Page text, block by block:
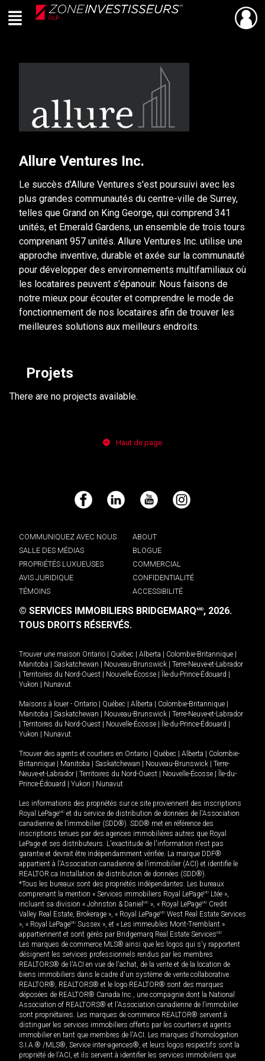
Live
En Direct
Menu Retour PARTAGER
Allure Ventures Inc.
Le succès d'Allure Ventures s'est poursuivi avec les
plus grandes communautés du centre-ville de Surrey,
telles que Grand on King George, qui comprend 341
unités, et Emerald Gardens, un ensemble de trois tours
comprenant 957 unités. Allure Ventures Inc. utilise une
approche inventive, durable et axée sur la communauté
pour développer des environnements multifamiliaux où
les locataires peuvent s'épanouir. Nous faisons de
notre mieux pour écouter et comprendre le mode de
fonctionnement de nos locataires afin de trouver les
meilleures solutions aux meilleurs endroits.
Projets
There are no projects available.
Haut de page
Facebook LinkedIn YouTube Instagram
COMMUNIQUEZ AVEC NOUS
ABOUT
SALLE DES MÉDIAS
BLOGUE
PROPRIÉTÉS LUXUEUSES
COMMERCIAL
AVIS JURIDIQUE
CONFIDENTIALITÉ
TÉMOINS
ACCESSIBILITÉ
© SERVICES IMMOBILIERS BRIDGEMARQMD, 2026.
TOUS DROITS RÉSERVÉS.
Trouver une maison Ontario Québec Alberta Colombie-Britannique
Manitoba
Saskatchewan Nouveau-Brunswick
Terre-Neuve-et-Labrador
Territoires du Nord-Ouest Nouvelle-Écosse Île-du-Prince-Édouard
Yukon
Nunavut.
Maisons à louer - Ontario Québec Alberta Colombie-Britannique
Manitoba
Saskatchewan Nouveau-Brunswick
Terre-Neuve-et-Labrador
Territoires du Nord-Ouest Nouvelle-Écosse Île-du-Prince-Édouard
Yukon
Nunavut.
Trouver des agents et courtiers en Ontario Québec Alberta
Colombie-
Britannique
Manitoba Saskatchewan Nouveau-Brunswick
Terre-
Neuve-et-Labrador
Territoires du Nord-Ouest Nouvelle-Écosse
Île-du-
Prince-Édouard
Yukon Nunavut
Les informations des propriétés sur ce site proviennent des inscriptions
Royal LePageMD et du service de distribution de données de l'Association
canadienne de l’immobilier (SDD®). SDD® met en référence des
inscriptions tenues par des agences immobilières autres que Royal
LePage et ses distributeurs. L'exactitude de l'information n'est pas
garantie et devrait être indépendamment vérifiée. La marque DDF®
appartient à l'Association canadienne de l’immobilier (ACI) et identifie le
REALTOR.ca Installation de distribution de données (SDD®).
*Tous les bureaux sont des propriétés indépendantes. Les bureaux
comprenant la mention « Services immobiliers Royal LePageMD Ltée »,
incluant sa division « Johnston & Daniel MD », « Royal LePageMD Credit
Valley Real Estate, Brokerage », « Royal LePageMD West Real Estate Services
», « Royal LePageMD Sussex », et « Les immeubles Mont-Tremblant »
appartiennent et sont gérés par Bridgemarq Real Estate ServicesMD.
Les marques de commerce MLS® ainsi que les logos qui s'y rapportent
désignent les services professionnels rendus par les membres
REALTORS® de l'ACI en vue de l'achat, de la vente et de la location de
biens immobiliers dans le cadre d'un système de vente collaborative.
REALTOR®, REALTORS® et le logo REALTOR® sont des marques
déposées de REALTOR® Canada Inc., une compagnie dont la National
Association of REALTORS® et l'Association canadienne de l’immobilier
sont propriétaires. Les marques de commerce REALTOR® servent à
distinguer les services immobiliers offerts par les courtiers et agents
immobilier en tant que membres de l'ACI. Les marques d'homologation
S.I.A.® /MLS®, Service inter-agences®, et leurs logos respectifs sont la
propriété de l'ACI, et ils servent à identifier les services immobiliers que